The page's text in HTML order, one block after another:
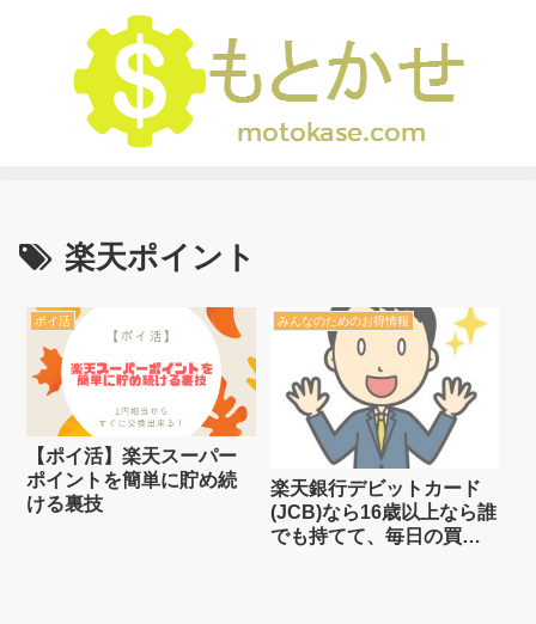
楽天ポイント
ポイ活
【ポイ活】楽天スーパー
ポイントを簡単に貯め続
ける裏技
みんなのためのお得情報
楽天銀行デビットカード
(JCB)なら16歳以上なら誰
でも持てて、毎日の買い